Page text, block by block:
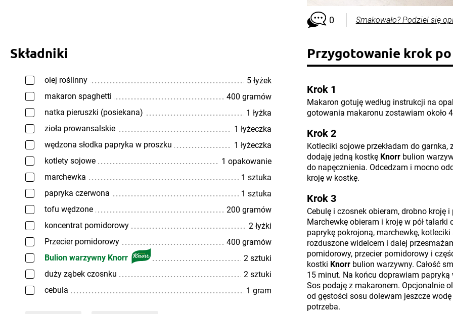
0 Smakowało? Podziel się
Składniki
olej roślinny
5 łyżek
makaron spaghetti
400 gramów
natka pieruszki (posiekana)
1 łyżka
zioła prowansalskie
1 łyżeczka
wędzona słodka papryka w proszku
1 łyżeczka
kotlety sojowe
1 opakowanie
marchewka
1 sztuka
papryka czerwona
1 sztuka
tofu wędzone
200 gramów
koncentrat pomidorowy
2 łyżki
Przecier pomidorowy
400 gramów
Bulion warzywny Knorr
2 sztuki
duży ząbek czosnku
2 sztuki
cebula
1 gram
Przygotowanie krok
Krok 1
Makaron gotuję według instrukcji na
gotowania makaronu zostawiam około
Krok 2
Kotleciki sojowe przekładam do
dodaję jedną kostkę Knorrbulion
do napęcznienia. Odcedzam i mocno
kroję w kostkę.
Krok 3
Cebulę i czosnek obieram, drobno kroję
Marchewkę obieram i kroję w pół talarki
paprykę pokrojoną, marchewkę,
rozduszone widelcem i dalej
pomidorowy, przecier pomidorowy i
kostki Knorrbulion warzywny. Całość
15 minut. Na końcu doprawiam papryką
Sos podaję z makaronem. Opcjonalnie
od gęstości sosu dolewam jeszcze
potrzeba.